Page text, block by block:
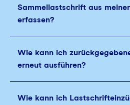
Sammellastschrift aus
erfassen?
Wie kann ich
erneut ausführen?
Wie kann ich